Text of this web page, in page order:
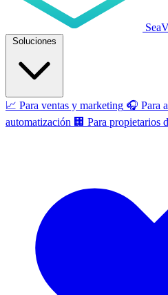
Soluciones
📈 Para ventas y marketing 🎧 Para
automatización 🏢 Para propietarios